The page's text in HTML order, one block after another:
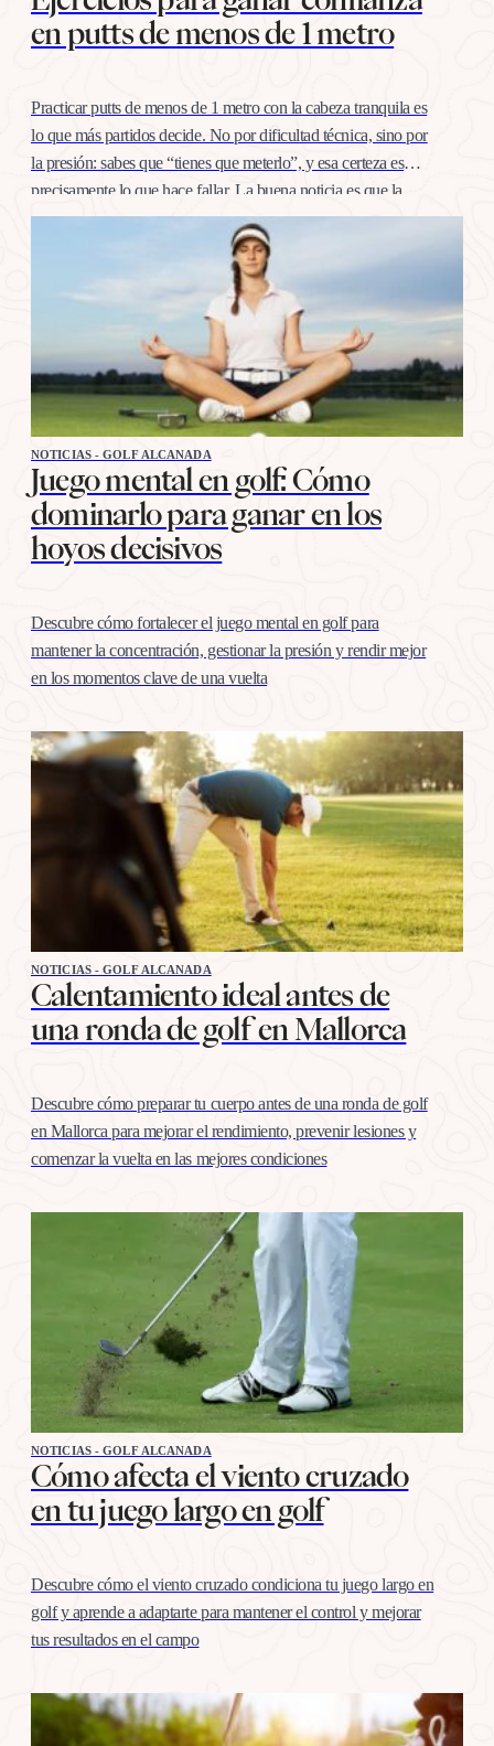
en putts de menos de 1 metro
Practicar putts de menos de 1 metro con la cabeza tranquila es
lo que más partidos decide. No por dificultad técnica, sino por
la presión: sabes que “tienes que meterlo”, y esa certeza es
precisamente lo que hace fallar. La buena noticia es que la
confianza en esta distancia se entrena igual que cualquier
NOTICIAS - GOLF ALCANADA
Juego mental en golf: Cómo
dominarlo para ganar en los
hoyos decisivos
Descubre cómo fortalecer el juego mental en golf para
mantener la concentración, gestionar la presión y rendir mejor
en los momentos clave de una vuelta
NOTICIAS - GOLF ALCANADA
Calentamiento ideal antes de
una ronda de golf en Mallorca
Descubre cómo preparar tu cuerpo antes de una ronda de golf
en Mallorca para mejorar el rendimiento, prevenir lesiones y
comenzar la vuelta en las mejores condiciones
NOTICIAS - GOLF ALCANADA
Cómo afecta el viento cruzado
en tu juego largo en golf
Descubre cómo el viento cruzado condiciona tu juego largo en
golf y aprende a adaptarte para mantener el control y mejorar
tus resultados en el campo